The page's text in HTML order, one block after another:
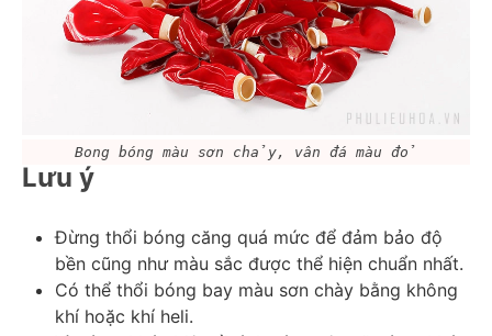
Bong bóng màu sơn chảy, vân đá màu đỏ
Lưu ý
Đừng thổi bóng căng quá mức để đảm bảo độ
bền cũng như màu sắc được thể hiện chuẩn nhất.
Có thể thổi bóng bay màu sơn chày bằng không
khí hoặc khí heli.